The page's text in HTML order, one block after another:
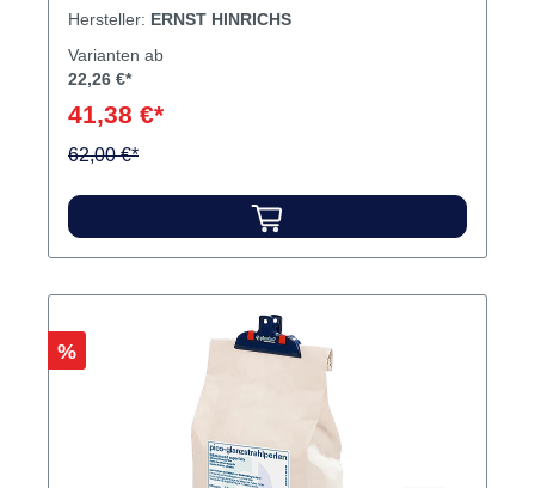
Vorschriften der Arbeitsschutzbehörden. Die
garantieren höchste Strahlleistung. Inhalt
Hersteller: ERNST HINRICHS
Varianten ab
22,26 €*
41,38 €*
62,00 €*
Rabatt
%